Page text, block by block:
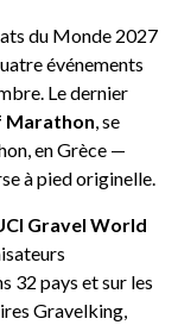
du Monde 2027
événements
Le dernier
Marathon, se
en Grèce —
à pied originelle.
Gravel World
32 pays et sur les
Gravelking,